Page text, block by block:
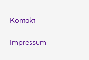
Kontakt
Impressum